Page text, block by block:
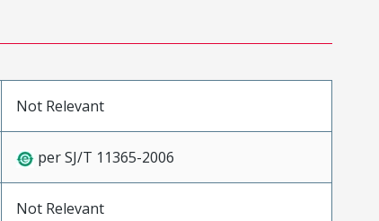
Not Relevant
per SJ/T 11365-2006
Not Relevant